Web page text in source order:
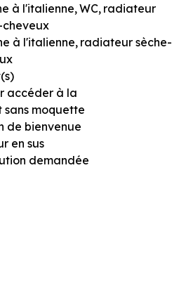
à l'italienne WC radiateur
cheveux
à l'italienne radiateur sèche-
accéder à la
moquette
de bienvenue
en sus
demandée